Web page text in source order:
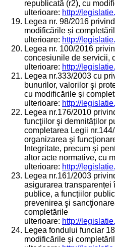
republicată (r2), cu
ulterioare: http://
Legea nr. 98/2016
modificările și
ulterioare: http://
Legea nr. 100/2016
concesiunile de servicii,
ulterioare: http://
Legea nr.333/2003 cu
bunurilor, valorilor şi
cu modificările și
ulterioare: http://
Legea nr.176/2010
funcţiilor şi demnităților
completarea Legii
organizarea şi
Integritate, precum şi
altor acte normative, cu
ulterioare: http://
Legea nr.161/2003
asigurarea transparenței
publice, a funcțiilor
prevenirea şi
completările
ulterioare: http://
Legea fondului funciar
modificările și